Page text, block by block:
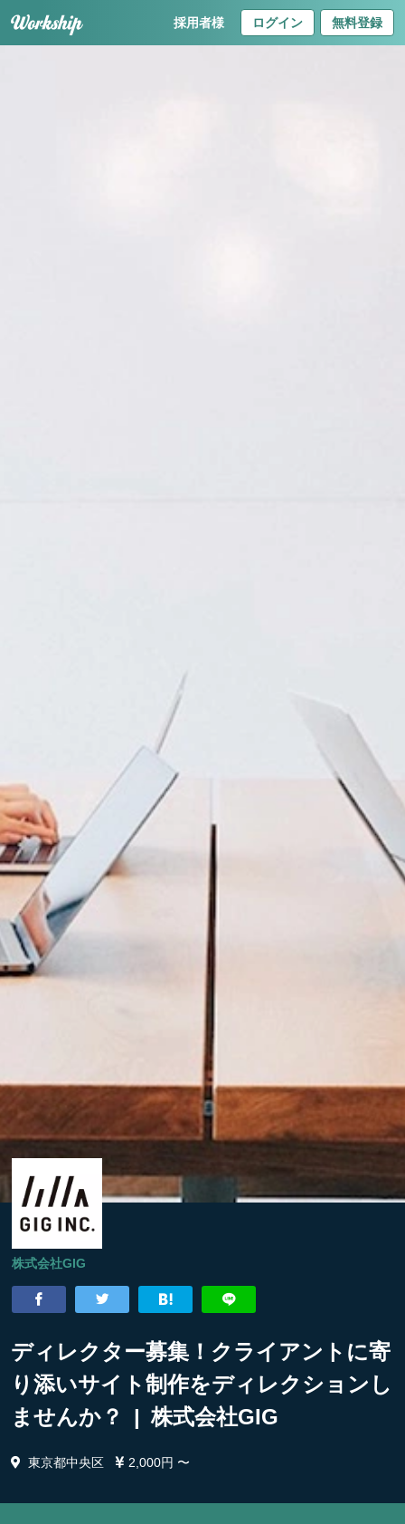
採用者様 ログイン 無料登録
株式会社GIG
ディレクター募集！クライアントに寄
り添いサイト制作をディレクションし
ませんか？ | 株式会社GIG
東京都中央区 2,000円 〜